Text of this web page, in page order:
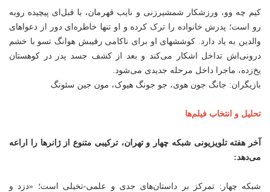
کیم چه وو، ورزشکار شمشیرزنی و نایب قهرمان، با قبل‌ای پیچیده روبه
رو است؛ پدرش خانواده را ترک کرده و او تنها خاطره‌ای دور از دعواهای
والدین به یاد دارد. کوششهای او برای ناکامی رقیبش هوانگ تسو با خشم
درونی‌اش تداخل اشکار می‌کند و بعد از کشف جسد پدر در کوهستان
یخ‌زده، ماجرا داخل مرحله جدیدی می‌شود.
بازیگران: جانگ جون هوی، جو جونگ هیوک، مون جین سئونگ
تحلیل و انتخاب فیلم‌ها
آخر هفته تلویزیونی شبکه چهار و تهران، ترکیبی متنوع از ژانرها را اراعه
می‌دهد:
شبکه چهار: تمرکز بر داستان‌های جدی و علمی-تخیلی است؛ «دزد و